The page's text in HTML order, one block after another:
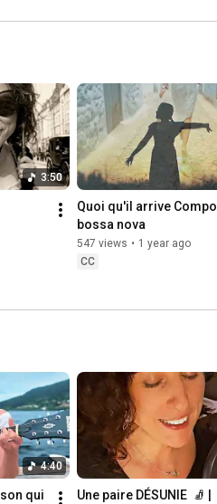
3:50
Quoi qu'il arrive Compo
bossa nova
547 views • 1 year ago
CC
4:40
qui
Une paire DÉSUNIE  🧦 |